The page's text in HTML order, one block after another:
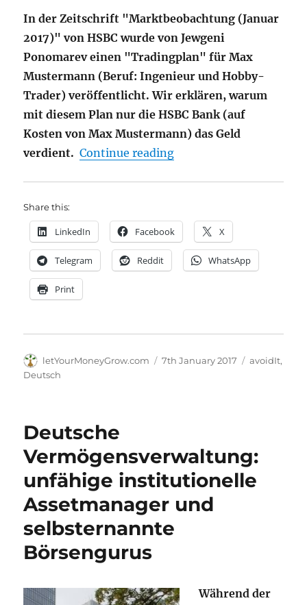
In der Zeitschrift "Marktbeobachtung (Januar
2017)" von HSBC wurde von Jewgeni
Ponomarev einen "Tradingplan" für Max
Mustermann (Beruf: Ingenieur und Hobby-
Trader) veröffentlicht. Wir erklären, warum
mit diesem Plan nur die HSBC Bank (auf
Kosten von Max Mustermann) das Geld
verdient. Continue reading"HSBC “Tradingplan”
Share this:
LinkedIn Facebook X
Telegram Reddit WhatsApp
Print
Author
letYourMoneyGrow.com
Posted
7th January 2017 Categories
avoidIt,
Deutsch
Deutsche
Vermögensverwaltung:
unfähige institutionelle
Assetmanager und
selbsternannte
Börsengurus
Während der